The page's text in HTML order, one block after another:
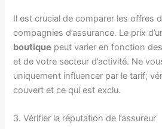
Il est crucial de comparer les offres
compagnies d’assurance. Le prix
boutique peut varier en fonction
et de votre secteur d’activité. Ne
uniquement influencer par le tarif;
couvert et ce qui est exclu.
3. Vérifier la réputation de l’assureur